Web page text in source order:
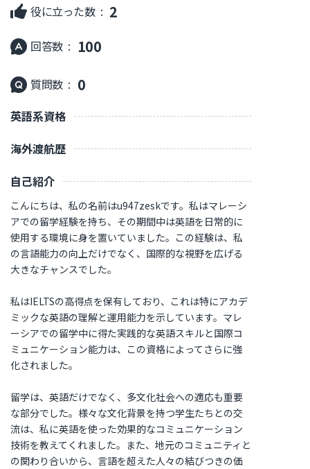
役に立った数 : 2
回答数 : 100
質問数 : 0
英語系資格
海外渡航歴
自己紹介
こんにちは、私の名前はu947zeskです。私はマレーシ
アでの留学経験を持ち、その期間中は英語を日常的に
使用する環境に身を置いていました。この経験は、私
の言語能力の向上だけでなく、国際的な視野を広げる
大きなチャンスでした。
私はIELTSの高得点を保有しており、これは特にアカデ
ミックな英語の理解と運用能力を示しています。マレ
ーシアでの留学中に得た実践的な英語スキルと国際コ
ミュニケーション能力は、この資格によってさらに強
化されました。
留学は、英語だけでなく、多文化社会への適応も重要
な部分でした。様々な文化背景を持つ学生たちとの交
流は、私に英語を使った効果的なコミュニケーション
技術を教えてくれました。また、地元のコミュニティと
の関わり合いから、言語を超えた人々の結びつきの価